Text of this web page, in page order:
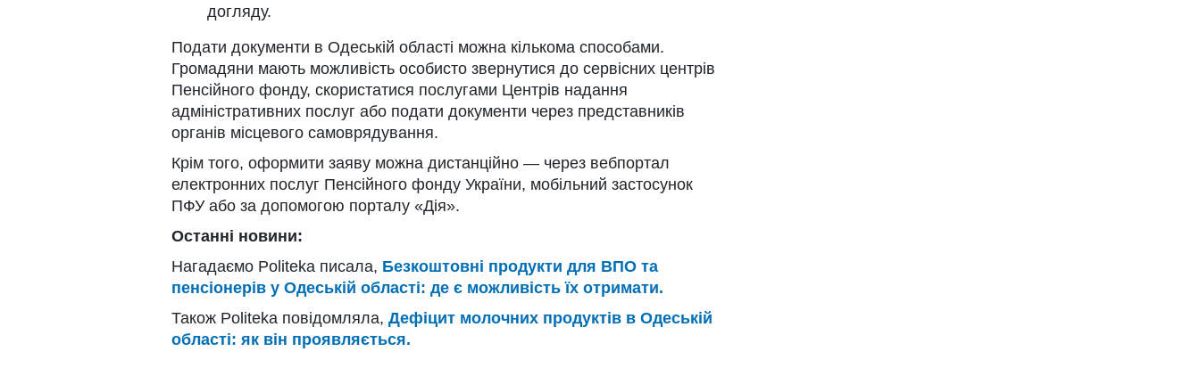
догляду.
Подати документи в Одеській області можна кількома способами.
Громадяни мають можливість особисто звернутися до сервісних центрів
Пенсійного фонду, скористатися послугами Центрів надання
адміністративних послуг або подати документи через представників
органів місцевого самоврядування.
Крім того, оформити заяву можна дистанційно — через вебпортал
електронних послуг Пенсійного фонду України, мобільний застосунок
ПФУ або за допомогою порталу «Дія».
Останні новини:
Нагадаємо Politeka писала, Безкоштовні продукти для ВПО та
пенсіонерів у Одеській області: де є можливість їх отримати.
Також Politeka повідомляла, Дефіцит молочних продуктів в Одеській
області: як він проявляється.